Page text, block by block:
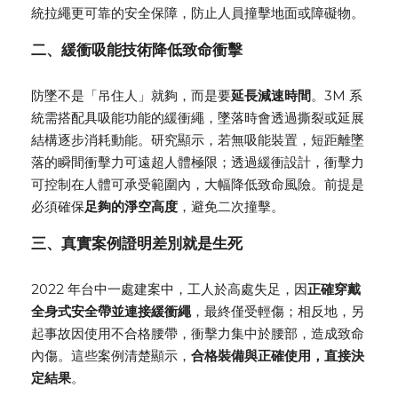
統拉繩更可靠的安全保障，防止人員撞擊地面或障礙物。
二、緩衝吸能技術降低致命衝擊
防墜不是「吊住人」就夠，而是要延長減速時間。3M 系
統需搭配具吸能功能的緩衝繩，墜落時會透過撕裂或延展
結構逐步消耗動能。研究顯示，若無吸能裝置，短距離墜
落的瞬間衝擊力可遠超人體極限；透過緩衝設計，衝擊力
可控制在人體可承受範圍內，大幅降低致命風險。前提是
必須確保足夠的淨空高度 ，避免二次撞擊。
三、真實案例證明差別就是生死
2022 年台中一處建案中，工人於高處失足，因正確穿戴
全身式安全帶並連接緩衝繩，最終僅受輕傷；相反地，另
起事故因使用不合格腰帶，衝擊力集中於腰部，造成致命
內傷。這些案例清楚顯示， 合格裝備與正確使用，直接決
定結果。